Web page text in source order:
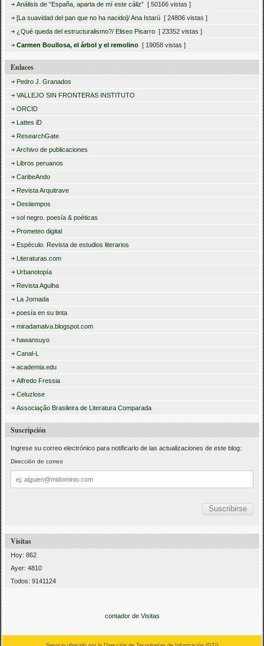
Análisis de “España, aparta de mí este cáliz” [ 50166 vistas ]
[La suavidad del pan que no ha nacido]/ Ana Istarú [ 24806 vistas ]
¿Qué queda del estructuralismo?/ Eliseo Pisarro [ 23352 vistas ]
Carmen Boullosa, el árbol y el remolino [ 19058 vistas ]
Enlaces
Pedro J. Granados
VALLEJO SIN FRONTERAS INSTITUTO
ORCID
Lattes iD
ResearchGate
Archivo de publicaciones
Libros peruanos
CaribeAndo
Revista Arquitrave
Destiempos
sol negro. poesía & poéticas
Prometeo digital
Espéculo. Revista de estudios literarios
Literaturas.com
Urbanotopía
Revista Agulha
La Jornada
poesía en su tinta
miradamalva.blogspot.com
hawansuyo
Canal-L
academia.edu
Alfredo Fressia
Celuzlose
Associação Brasileira de Literatura Comparada
Suscripción
Ingrese su correo electrónico para notificarlo de las actualizaciones de este blog:
Dirección de correo
Dirección
de
correo
Visitas
Hoy: 862
Ayer: 4810
Todos: 9141124
contador de Visitas